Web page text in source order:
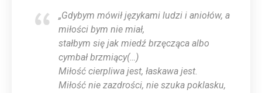
„Gdybym mówił językami ludzi i aniołów, a
miłości bym nie miał,
stałbym się jak miedź brzęcząca albo
cymbał brzmiący(…)
Miłość cierpliwa jest, łaskawa jest.
Miłość nie zazdrości, nie szuka poklasku,